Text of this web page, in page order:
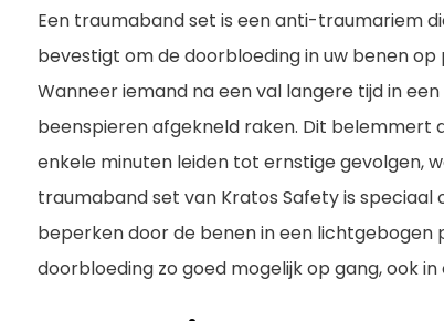
Een traumaband set is een anti-traumariem
bevestigt om de doorbloeding in uw benen op
Wanneer iemand na een val langere tijd in
beenspieren afgekneld raken. Dit belemmert
enkele minuten leiden tot ernstige gevolgen,
traumaband set van Kratos Safety is
beperken door de benen in een lichtgebogen
doorbloeding zo goed mogelijk op gang, ook